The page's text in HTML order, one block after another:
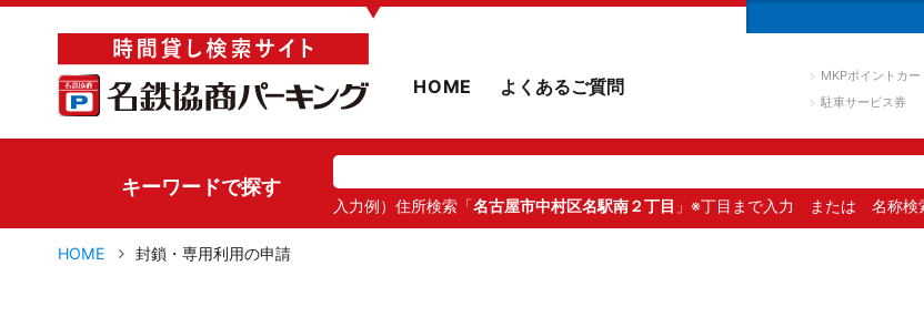
▼
HOME よくあるご質問 MKPポイントカー
駐車サービス券
キーワードで探す
入力例）住所検索「名古屋市中村区名駅南２丁目 」※丁目まで入力 または 名称検
HOME 封鎖・専用利用の申請